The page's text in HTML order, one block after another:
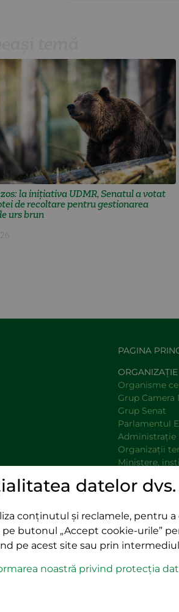
la inițiativa UDMR, Senatul a votat
de recoltare pentru gestionarea
urs brun
PAGINA
ORGANIZAȚIE
Organisme
Grup
Grup Senat
Parlamentul
Administraţie
Organizaţii
Ministere,
Prefecturi
condiții
400029 Cluj-
strada Cardinal Iuliu
tel/fax:0723
datelor
conținutul și reclamele, pentru
pe butonul „Accept cookie-urile”
pe acest site sau prin
noastră privind protecția